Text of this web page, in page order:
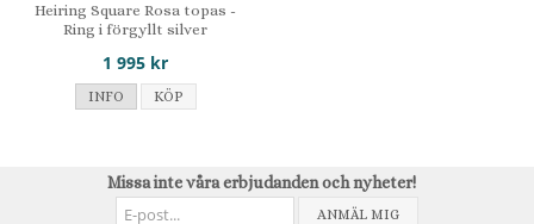
Heiring Square Rosa topas -
Ring i förgyllt silver
1 995 kr
INFO KÖP
Missa inte våra erbjudanden och nyheter!
ANMÄL MIG